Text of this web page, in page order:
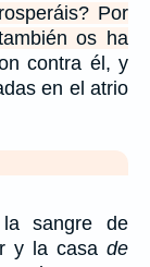
Por
os ha
contra él, y
en el atrio
sangre de
y la casa de